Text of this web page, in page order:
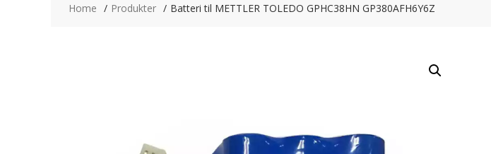
Home Produkter Batteri til METTLER TOLEDO GPHC38HN GP380AFH6Y6Z